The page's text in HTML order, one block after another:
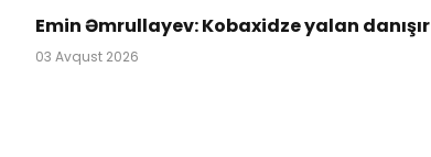
Emin Əmrullayev: Kobaxidze yalan danışır
03 Avqust 2026